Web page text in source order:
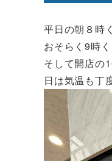
平日の朝８時
おそらく9時
そして開店の
日は気温も丁